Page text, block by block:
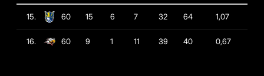
15. 60 15 6 7 32 64 1,07
16. 60 9 1 11 39 40 0,67